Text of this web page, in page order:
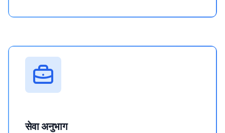
सेवा अनुभाग